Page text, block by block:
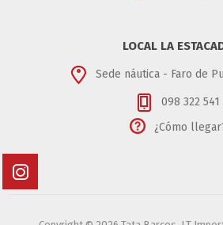
LOCAL LA
Sede náutica - Faro de
098 322 541
¿Cómo